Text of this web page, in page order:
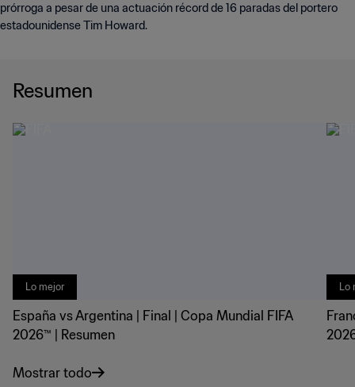
prórroga a pesar de una actuación récord de 16 paradas del portero
estadounidense Tim Howard.
Resumen
Lo mejor
España vs Argentina | Final | Copa Mundial FIFA
2026™ | Resumen
Mostrar todo